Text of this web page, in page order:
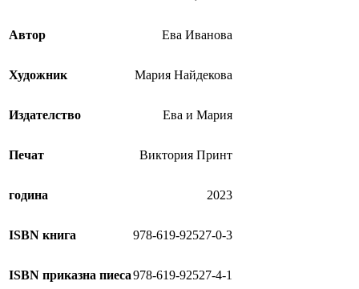
Автор Ева Иванова
Художник Мария Найдекова
Издателство Ева и Мария
Печат Виктория Принт
година 2023
ISBN книга 978-619-92527-0-3
ISBN приказна пиеса978-619-92527-4-1